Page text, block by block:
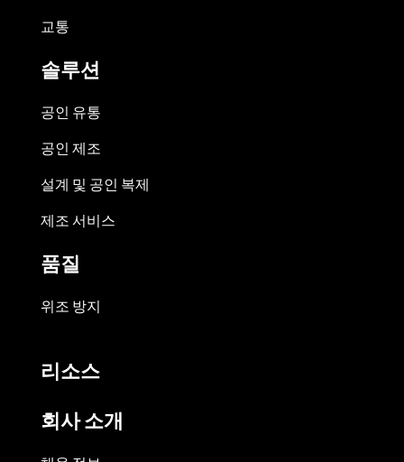
교통
솔루션
공인 유통
공인 제조
설계 및 공인 복제
제조 서비스
품질
위조 방지
리소스
회사 소개